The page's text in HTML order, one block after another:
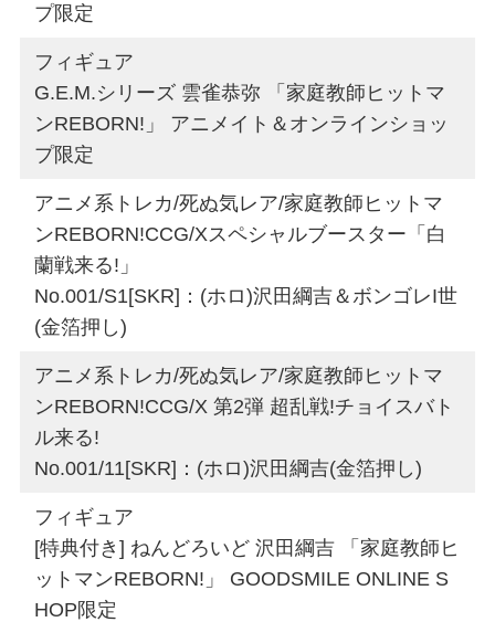
プ限定
フィギュア
G.E.M.シリーズ 雲雀恭弥 「家庭教師ヒットマ
ンREBORN!」 アニメイト＆オンラインショッ
プ限定
アニメ系トレカ/死ぬ気レア/家庭教師ヒットマ
ンREBORN!CCG/Xスペシャルブースター「白
蘭戦来る!」
No.001/S1[SKR]：(ホロ)沢田綱吉＆ボンゴレI世
(金箔押し)
アニメ系トレカ/死ぬ気レア/家庭教師ヒットマ
ンREBORN!CCG/X 第2弾 超乱戦!チョイスバト
ル来る!
No.001/11[SKR]：(ホロ)沢田綱吉(金箔押し)
フィギュア
[特典付き] ねんどろいど 沢田綱吉 「家庭教師ヒ
ットマンREBORN!」 GOODSMILE ONLINE S
HOP限定